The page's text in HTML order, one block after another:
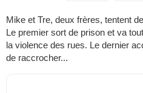
Mike et Tre, deux frères, tentent
Le premier sort de prison et va
la violence des rues. Le dernier
de raccrocher...